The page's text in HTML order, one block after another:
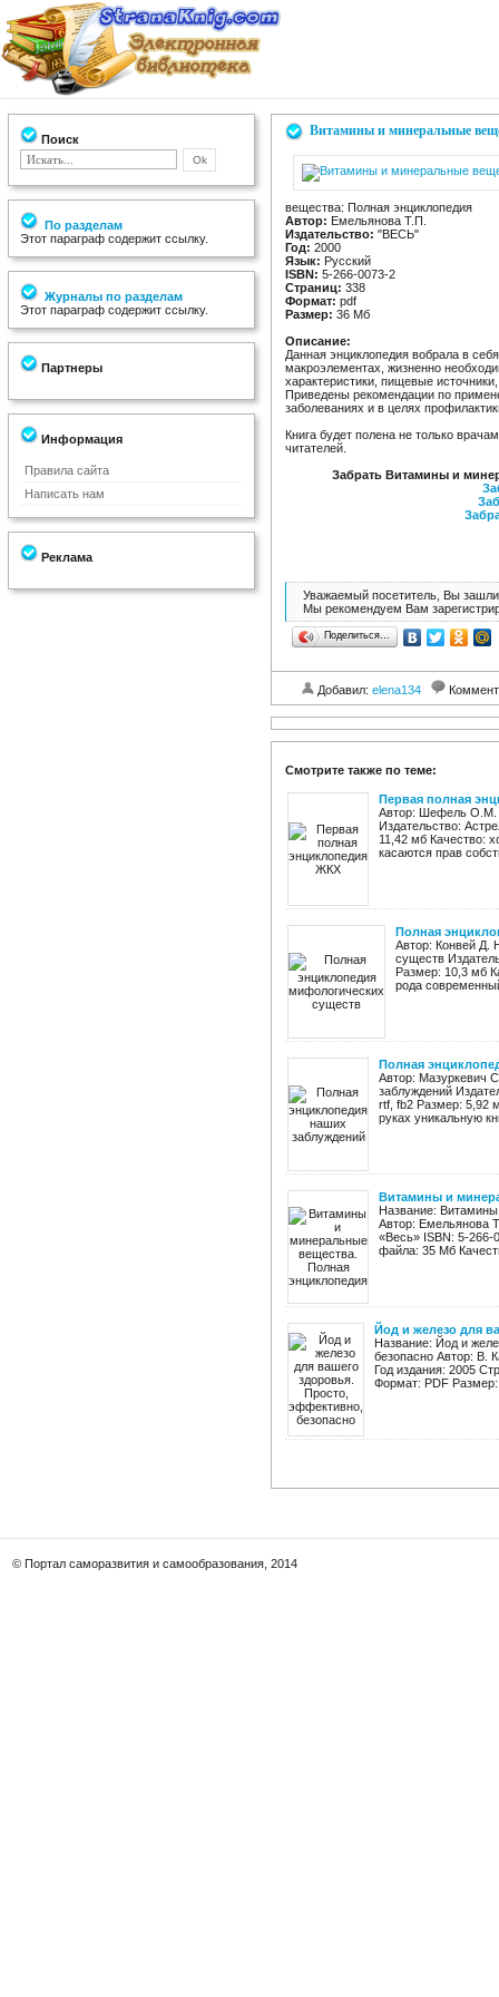
Поиск
По разделам
Этот параграф содержит ссылку.
Журналы по разделам
Этот параграф содержит ссылку.
Партнеры
Информация
Правила сайта
Написать нам
Реклама
Витамины и минеральные
вещества: Полная энциклопедия
Автор: Емельянова Т.П.
Издательство: "ВЕСЬ"
Год: 2000
Язык: Русский
ISBN: 5-266-0073-2
Страниц: 338
Формат: pdf
Размер: 36 Мб
Описание:
Данная энциклопедия вобрала в
макроэлементах, жизненно
характеристики, пищевые
Приведены рекомендации по
заболеваниях и в целях
Книга будет полена не только
читателей.
Забрать Витамины и
Уважаемый посетитель, Вы зашли
Мы рекомендуем Вам
Поделиться…
Добавил: elena134
Смотрите также по теме:
Первая полная
Автор: Шефель О.М.
Издательство:
11,42 мб Качество:
касаются прав
Полная
Автор: Конвей Д.
существ
Размер: 10,3 мб
рода
Полная
Автор: Мазуркевич
заблуждений
rtf, fb2 Размер: 5,92
руках уникальную
Витамины и
Название:
Автор: Емельянова
«Весь» ISBN: 5-266-
файла: 35 Мб
Йод и железо для
Название: Йод и
безопасно Автор: В.
Год издания: 2005
Формат: PDF
© Портал саморазвития и самообразования, 2014